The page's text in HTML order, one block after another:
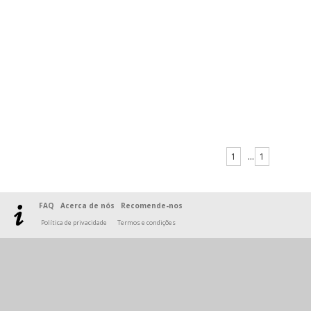
1 ... 1
FAQ Acerca de nós Recomende-nos
Política de privacidade Termos e condições